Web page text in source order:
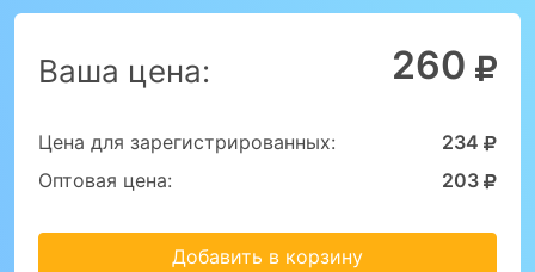
Ваша цена: 260
Цена для зарегистрированных:
234
Оптовая цена:
203
Добавить в корзину